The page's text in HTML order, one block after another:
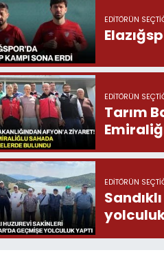
EDITÖRÜN
EDITÖRÜN
Tarım
EDITÖRÜN